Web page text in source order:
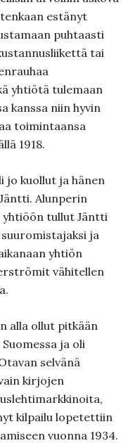
estänyt
puhtaasti
tai
yhtiötä tulemaan
kanssa niin hyvin
toimintaansa
1918.
jo kuollut ja hänen
Alunperin
yhtiöön tullut Jäntti
ja
yhtiön
vähitellen
alla ollut pitkään
ja oli
selvänä
kirjojen
kilpailu lopetettiin
vuonna 1934.